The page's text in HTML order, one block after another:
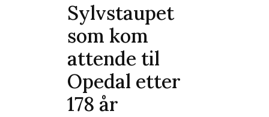
Sylvstaupet
som kom
attende til
Opedal etter
178 år